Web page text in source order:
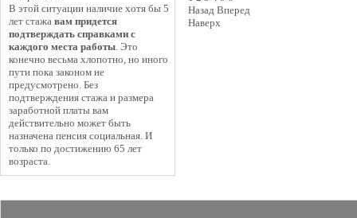
В этой ситуации наличие хотя бы 5
лет стажа вам придется
подтверждать справками с
каждого места работы. Это
конечно весьма хлопотно, но иного
пути пока законом не
предусмотрено. Без
подтверждения стажа и размера
заработной платы вам
действительно может быть
назначена пенсия социальная. И
только по достижению 65 лет
возраста.
Назад Вперед
Наверх